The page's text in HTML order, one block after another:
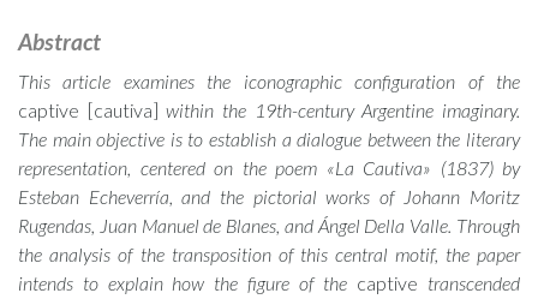
Abstract
This article examines the iconographic configuration of the
captive [cautiva] within the 19th-century Argentine imaginary.
The main objective is to establish a dialogue between the literary
representation, centered on the poem «La Cautiva» (1837) by
Esteban Echeverría, and the pictorial works of Johann Moritz
Rugendas, Juan Manuel de Blanes, and Ángel Della Valle. Through
the analysis of the transposition of this central motif, the paper
intends to explain how the figure of the captive transcended